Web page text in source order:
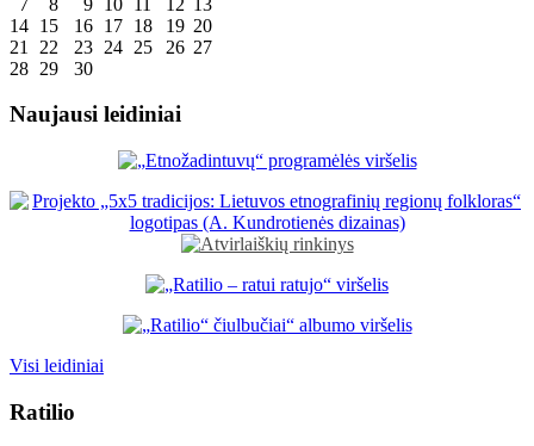
14 15 16 17 18 19 20
21
22 23 24 25 26 27
28 29 30
Naujausi leidiniai
Visi leidiniai
Ratilio